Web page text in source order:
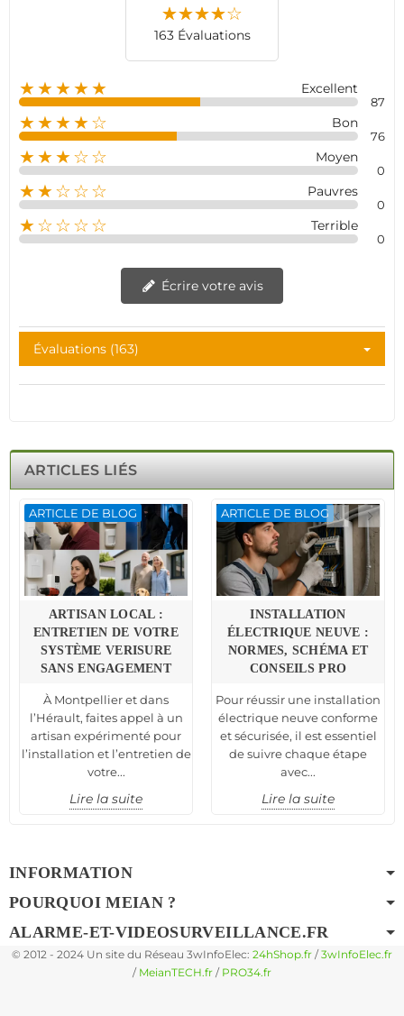
163 Évaluations
★★★★★ Excellent
87
★★★★☆ Bon
76
★★★☆☆ Moyen
0
★★☆☆☆ Pauvres
0
★☆☆☆☆ Terrible
0
Écrire votre avis
Évaluations (163)
ARTICLES LIÉS
ARTICLE DE BLOG
ARTISAN LOCAL :
ENTRETIEN DE VOTRE
SYSTÈME VERISURE
SANS ENGAGEMENT
À Montpellier et dans
l’Hérault, faites appel à un
artisan expérimenté pour
l’installation et l’entretien de
votre...
Lire la suite
ARTICLE DE BLOG
INSTALLATION
ÉLECTRIQUE NEUVE :
NORMES, SCHÉMA ET
CONSEILS PRO
Pour réussir une installation
électrique neuve conforme
et sécurisée, il est essentiel
de suivre chaque étape
avec...
Lire la suite
INFORMATION
POURQUOI MEIAN ?
ALARME-ET-VIDEOSURVEILLANCE.FR
© 2012 - 2024 Un site du Réseau 3wInfoElec: 24hShop.fr /3wInfoElec.fr
/ MeianTECH.fr / PRO34.fr